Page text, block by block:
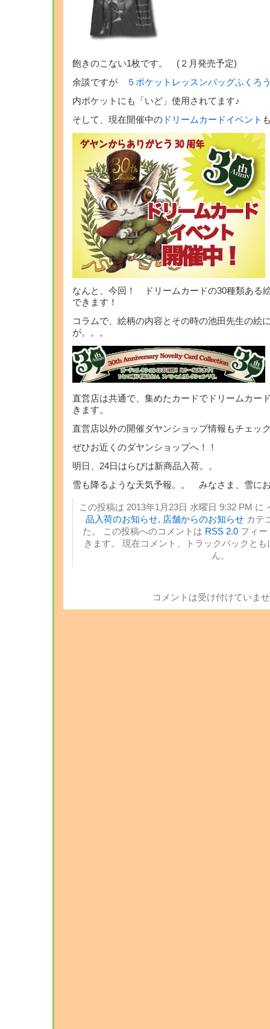
飽きのこない1枚です。 (２月発売予定)
余談ですが
５ポケットレッスンバッグふくろ
内ポケットにも「いど」使用されてます♪
そして、現在開催中の ドリームカードイベント
なんと、今回！ ドリームカードの30種類ある
できます！
コラムで、絵柄の内容とその時の池田先生の絵
が。。。
直営店は共通で、集めたカードでドリームカー
きます。
直営店以外の開催ダヤンショップ情報もチェッ
ぜひお近くのダヤンショップへ！！
明日、24日はらびは新商品入荷。。
雪も降るような天気予報。。 みなさま、雪に
この投稿は 2013年1月23日 水曜日 9:32 PM に
品入荷のお知らせ, 店舗からのお知らせ カテ
た。 この投稿へのコメントは RSS 2.0 フィ
きます。 現在コメント、トラックバックと
ん。
コメントは受け付けていま